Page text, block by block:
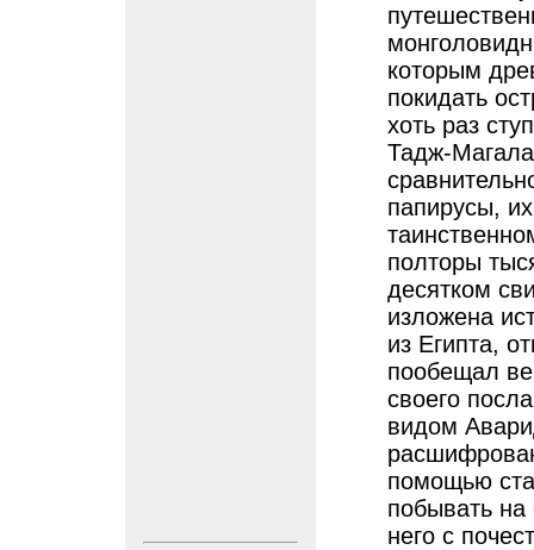
которым
покидать
хоть раз
Тадж-
папирусы,
полторы
десятком
изложена
из Египта,
пообещал
своего
видом
помощью
побывать на
него с